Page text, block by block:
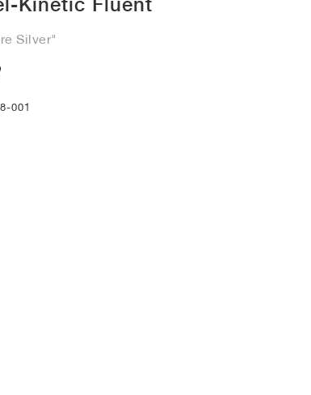
Silver"
001